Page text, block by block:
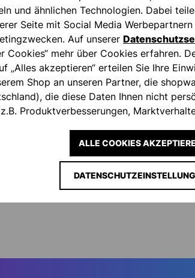
sorgt für
Artikelnummer
und ähnlichen Technologien. Dabei
Seite mit Social Media
Auf unserer
Cookies“ mehr über Cookies erfahren.
„Alles akzeptieren“ erteilen Sie Ihre
Shop an unseren Partner, die
die diese Daten Ihnen nicht
Produktverbesserungen,
ALLE COOKIES